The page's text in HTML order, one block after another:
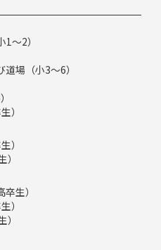
～2）
場（小3～6）
）
）
生）
）